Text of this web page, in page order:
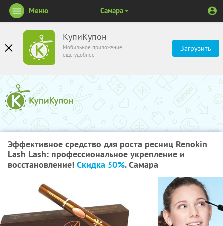
КупиКупон
Мобильное приложение
ещё удобнее
Загрузить
Меню Самара
Эффективное средство для роста ресниц Renokin
Lash Lash: профессиональное укрепление и
восстановление! Скидка 50%. Самара